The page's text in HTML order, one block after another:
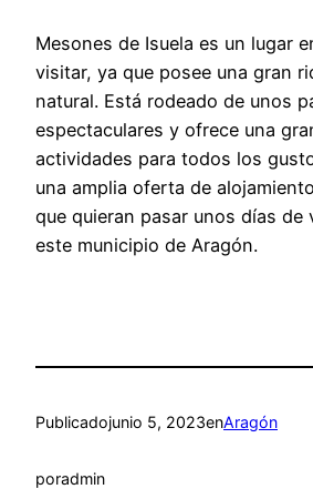
Mesones de Isuela es un lugar
visitar, ya que posee una gran
natural. Está rodeado de unos
espectaculares y ofrece una
actividades para todos los
una amplia oferta de
que quieran pasar unos días de
este municipio de Aragón.
Publicadojunio 5, 2023enAragón
poradmin